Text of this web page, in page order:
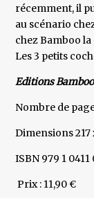
récemment, il
au scénario
chez Bamboo
Les 3 petits
Editions Bamboo
Nombre de
Dimensions 217
ISBN 979 1 0411
Prix : 11,90 €